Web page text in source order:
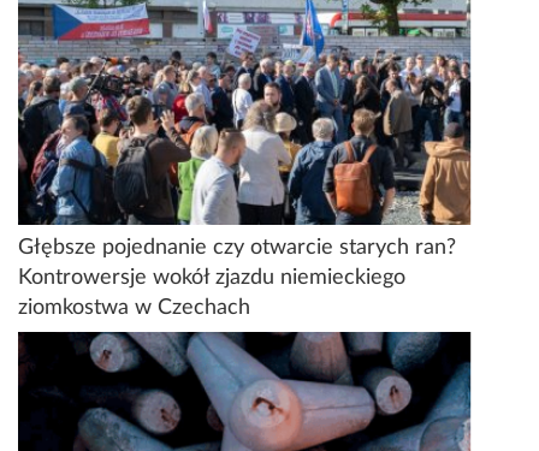
Głębsze pojednanie czy otwarcie starych ran?
Kontrowersje wokół zjazdu niemieckiego
ziomkostwa w Czechach